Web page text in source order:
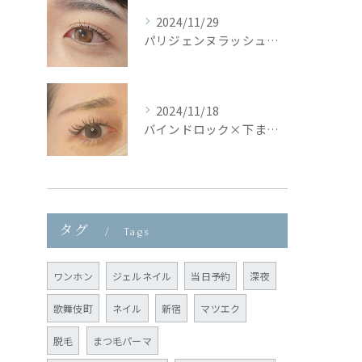
2024/11/29
パリジェンヌラッシュリフト🦢🩵
2024/11/18
バインドロック×下まつ毛🦢🩵
タグ Tags
ワンホン ジェルネイル 当日予約 深夜
歌舞伎町 ネイル 新宿 マツエク
脱毛 まつ毛パーマ